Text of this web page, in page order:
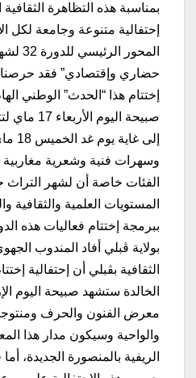
بمناسبة هذه التظاهرة
إحتفالية متنوعة وجامعة لكل
حضاري وإقتصادي” فقد
إختتام هذا “الحدث” الوطني
صبيحة
إلى
وسهرات فنية وشعرية
الفئات خاصة أن لشهر
المستويات العلمية والثقافية
بولاية ڨبلي أفاد المندوب
الثقافية بڨبلي أن إحتفالية
معرض الفنون والحرف
والواحية وسيكون مدار هذا
الريفية بالمنصورة الجديدة،